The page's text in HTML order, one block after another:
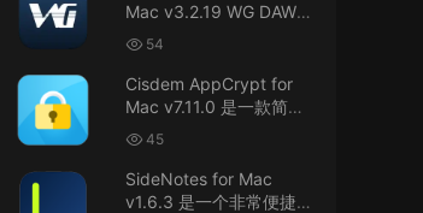
来源： DaVinci Resolve Studio 21 for Mac
v21.0.3 AIO 达芬奇世界顶级调色软件
janm999 • 2026-07-23
谢谢分享~
来源： AppleIGC.kext v1.8 黑苹果2.5G有线网卡
Mac v3.2.19 WG DAW转
换器54
Cisdem AppCrypt for
Mac v7.11.0 是一款简单
好用的Mac应用加密软件
45
SideNotes for Mac
v1.6.3 是一个非常便捷的